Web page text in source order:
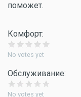
поможет.
Комфорт:
No votes yet
Обслуживание:
No votes yet